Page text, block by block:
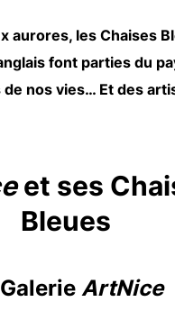
aurores, les Chaises
font parties du
nos vies… Et des
et ses
Bleues
ArtNice